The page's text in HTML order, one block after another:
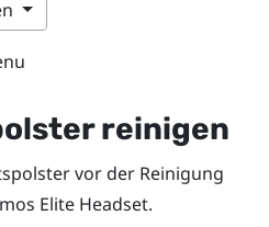
reinigen
vor der Reinigung
Elite Headset.